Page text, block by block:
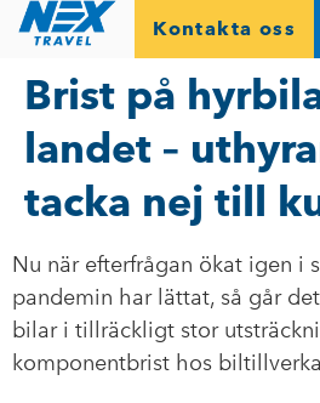
Kontakta oss
Brist på
landet –
tacka nej till
Nu när efterfrågan ökat igen i
pandemin har lättat, så går
bilar i tillräckligt stor
komponentbrist hos